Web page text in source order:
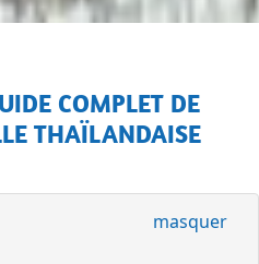
THAÏLANDAISE
masquer